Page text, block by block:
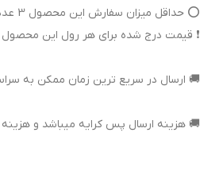
⭕ حداقل میزان سفارش این محصول 3 عدد میباشد.
❗ قیمت درج شده برای هر رول این
🚚 ارسال در سریع ترین زمان ممکن به سراسر نقاط کشور
🚚 هزینه ارسال پس کرایه میباشد و